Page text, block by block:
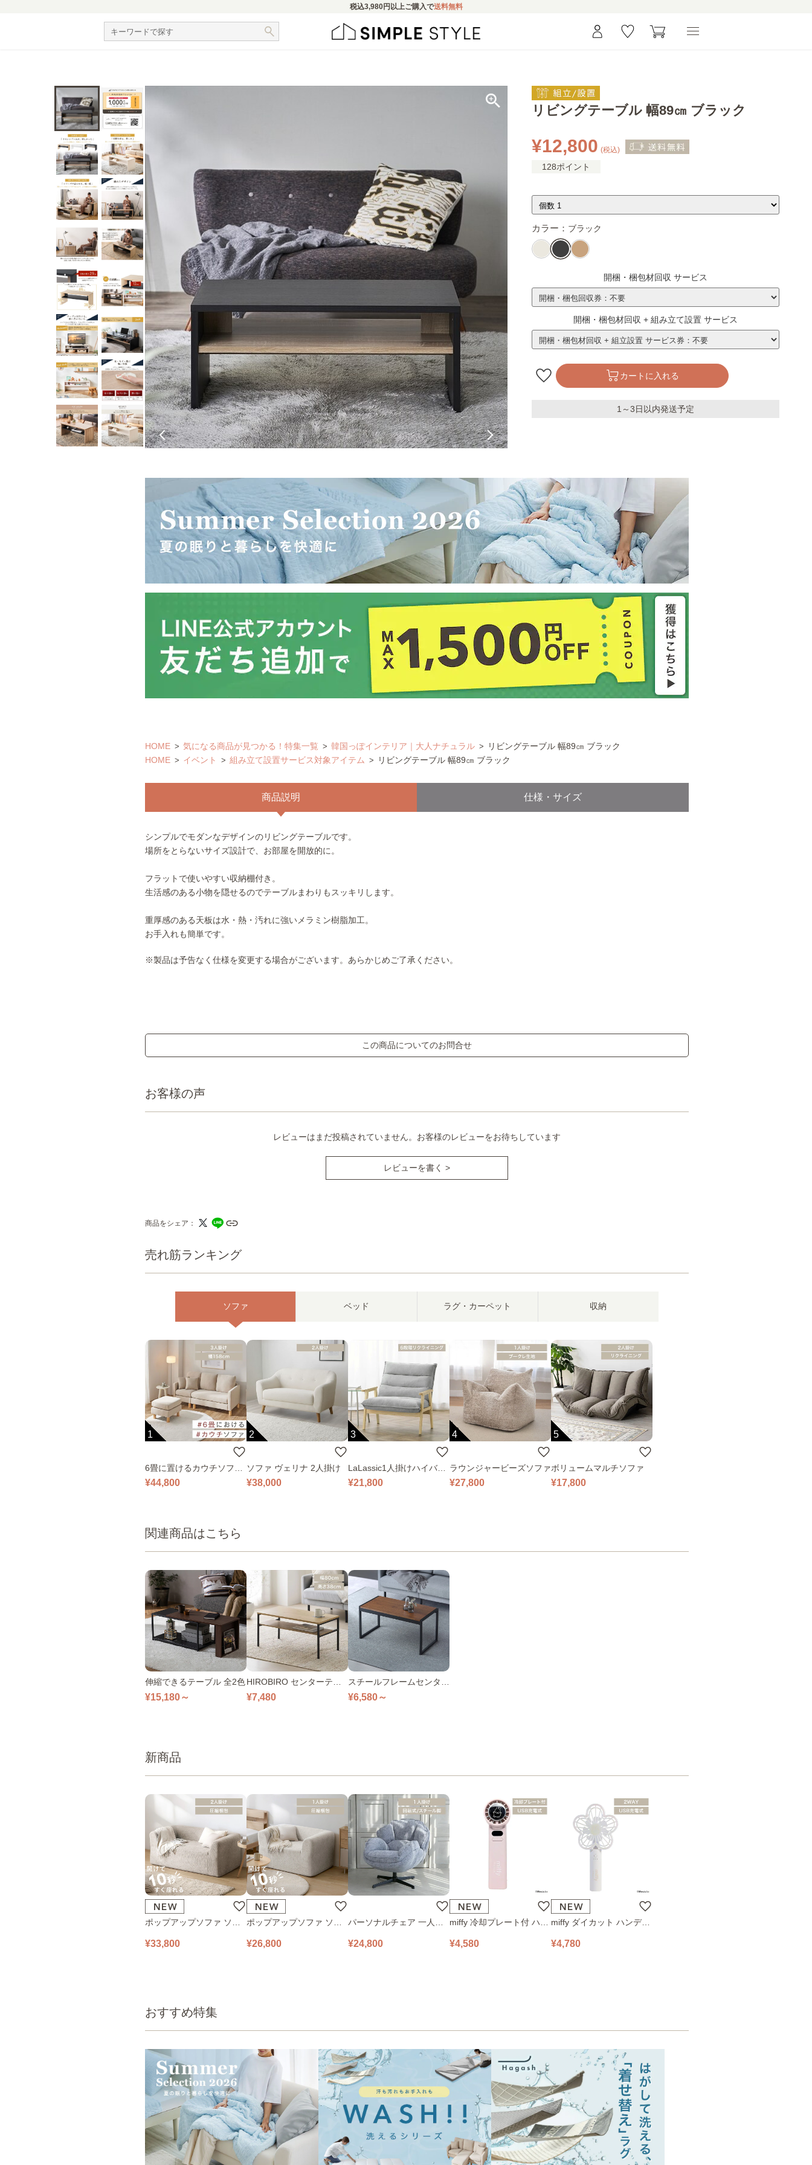
税込3,980円 以上ご購入で送料無料
リビングテーブル 幅89㎝ ブラック
¥12,800 (税込)
128ポイント
カラー： ブラック
開梱・梱包材回収 サービス
開梱・梱包材回収 + 組み立て設置 サービス
カートに入れる
1～3日以内発送予定
売れ筋ランキング
ソファ ベッド ラグ・カーペット 収納
1
6畳に置けるカウチソファ
｜ベージュ
¥44,800
2
ソファ ヴェリナ 2人掛け
¥38,000
3
LaLassic1人掛けハイバッ
クソファ ワイド
¥21,800
4
ラウンジャービーズソファ
¥27,800
5
ボリュームマルチソファ
¥17,800
関連商品はこちら
伸縮できるテーブル 全2色
¥15,180～
HIROBIRO センターテー
ブル ナチュラル/ブラック
¥7,480
スチールフレームセンター
テーブル 幅80㎝ 全2色
¥6,580～
新商品
ポップアップソファ ソフ
2人掛け PUS1-2SA ベージ
¥33,800
ポップアップソファ ソフ
1人掛け PUS1-1SA ベージ
¥26,800
パーソナルチェア 一人掛
ブルーグレー
¥24,800
miffy 冷却プレート付 ハン
ピンク
¥4,580
miffy ダイカット ハンディ
ホワイト
¥4,780
おすすめ特集
HOME 気になる商品が見つかる！特集一覧 韓国っぽインテリア｜大人ナチュラル
リビングテーブル 幅89㎝ ブラック
HOME
イベント 組み立て設置サービス対象アイテム リビングテーブル 幅89㎝ ブラック
商品説明 仕様・サイズ
シンプルでモダンなデザインのリビングテーブルです。
場所をとらないサイズ設計で、お部屋を開放的に。
フラットで使いやすい収納棚付き。
生活感のある小物を隠せるのでテーブルまわりもスッキリします。
重厚感のある天板は水・熱・汚れに強いメラミン樹脂加工。
お手入れも簡単です。
※製品は予告なく仕様を変更する場合がございます。あらかじめご了承ください。
この商品についてのお問合せ
お客様の声
レビューはまだ投稿されていません。お客様のレビューをお待ちしています
レビューを書く >
商品をシェア